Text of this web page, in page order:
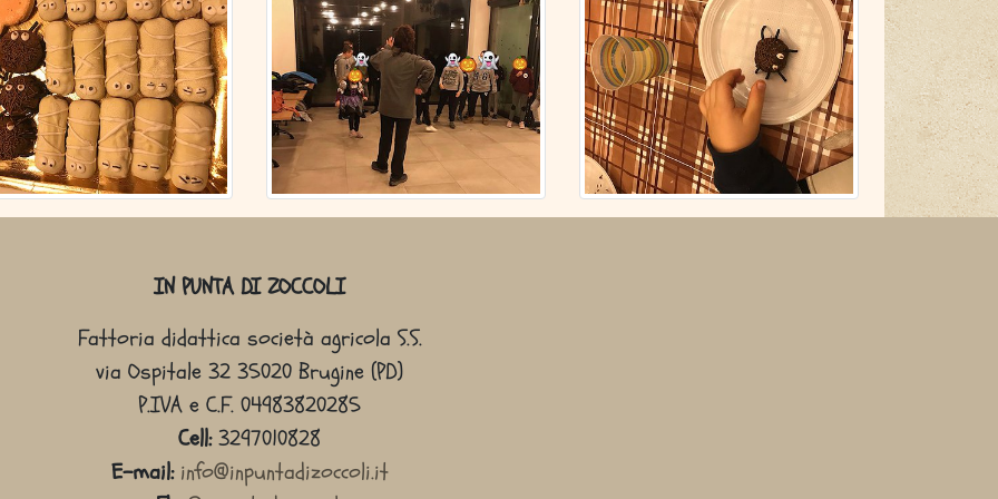
IN PUNTA DI ZOCCOLI
Fattoria didattica società agricola S.S.
via Ospitale 32 35020 Brugine (PD)
P.IVA e C.F. 04983820285
Cell:3297010828
E-mail: info@inpuntadizoccoli.it